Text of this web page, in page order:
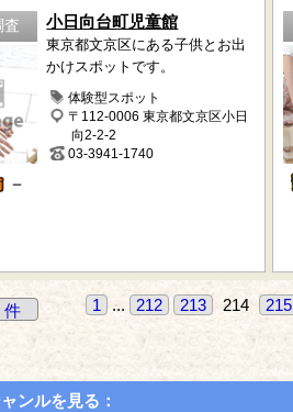
査
－
小日向台町児童館
東京都文京区にある子供とお出
かけスポットです。
体験型スポット
〒112-0006 東京都文京区小日
向2-2-2
03-3941-1740
件 1 ... 212 213 214 215
ンルを見る：